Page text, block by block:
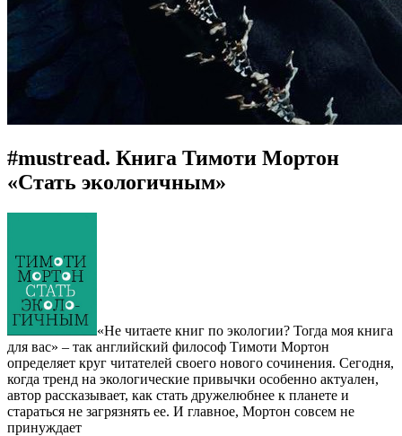
#mustread. Книга Тимоти Мортон
«Стать экологичным»
«Не читаете книг по экологии? Тогда моя книга
для вас» – так английский философ Тимоти Мортон
определяет круг читателей своего нового сочинения. Сегодня,
когда тренд на экологические привычки особенно актуален,
автор рассказывает, как стать дружелюбнее к планете и
стараться не загрязнять ее. И главное, Мортон совсем не
принуждает